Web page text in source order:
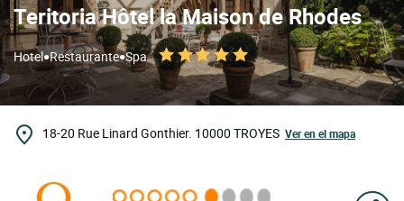
Teritoria Hôtel la Maison de Rhodes
Hotel•Restaurante•Spa
18-20 Rue Linard Gonthier. 10000 TROYES Ver en el mapa